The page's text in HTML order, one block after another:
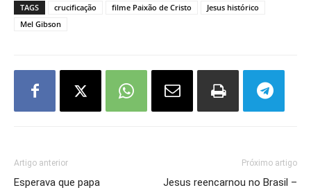
TAGS crucificação filme Paixão de Cristo
Jesus histórico
Mel Gibson
Artigo anterior
Esperava que papa
Próximo artigo
Jesus reencarnou no Brasil –